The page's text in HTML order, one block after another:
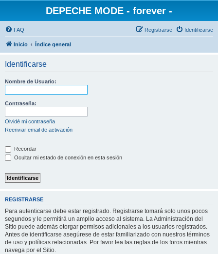
DEPECHE MODE - forever -
FAQ Identificarse
Registrarse
Inicio Índice general
Identificarse
Nombre de Usuario:
Contraseña:
Olvidé mi contraseña
Reenviar email de activación
Recordar
Ocultar mi estado de conexión en esta sesión
REGISTRARSE
Para autenticarse debe estar registrado. Registrarse tomará solo unos pocos
segundos y le permitirá un amplio acceso al sistema. La Administración del
Sitio puede además otorgar permisos adicionales a los usuarios registrados.
Antes de identificarse asegúrese de estar familiarizado con nuestros términos
de uso y políticas relacionadas. Por favor lea las reglas de los foros mientras
navega por el Sitio.